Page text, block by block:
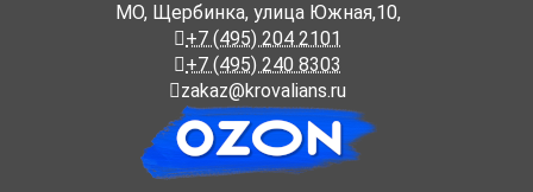
МО, Щербинка, улица Южная,10,
+7 (495) 204 2101
+7 (495) 240 8303
zakaz@krovalians.ru